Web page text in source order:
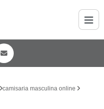
camisaria masculina online